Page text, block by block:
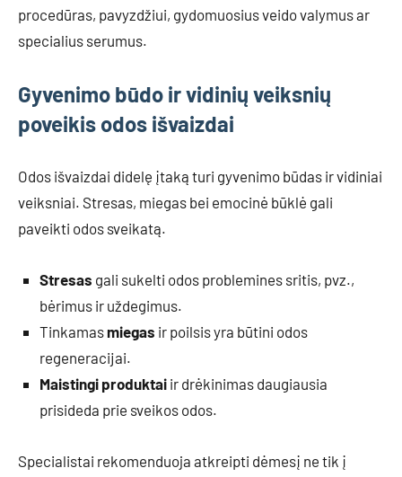
procedūras, pavyzdžiui, gydomuosius veido valymus ar
specialius serumus.
Gyvenimo būdo ir vidinių veiksnių
poveikis odos išvaizdai
Odos išvaizdai didelę įtaką turi gyvenimo būdas ir vidiniai
veiksniai. Stresas, miegas bei emocinė būklė gali
paveikti odos sveikatą.
Stresas gali sukelti odos problemines sritis, pvz.,
bėrimus ir uždegimus.
Tinkamasmiegas ir poilsis yra būtini odos
regeneracijai.
Maistingi produktai ir drėkinimas daugiausia
prisideda prie sveikos odos.
Specialistai rekomenduoja atkreipti dėmesį ne tik į